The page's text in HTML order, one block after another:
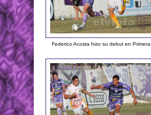
Federico Acosta hizo su debut en Primera